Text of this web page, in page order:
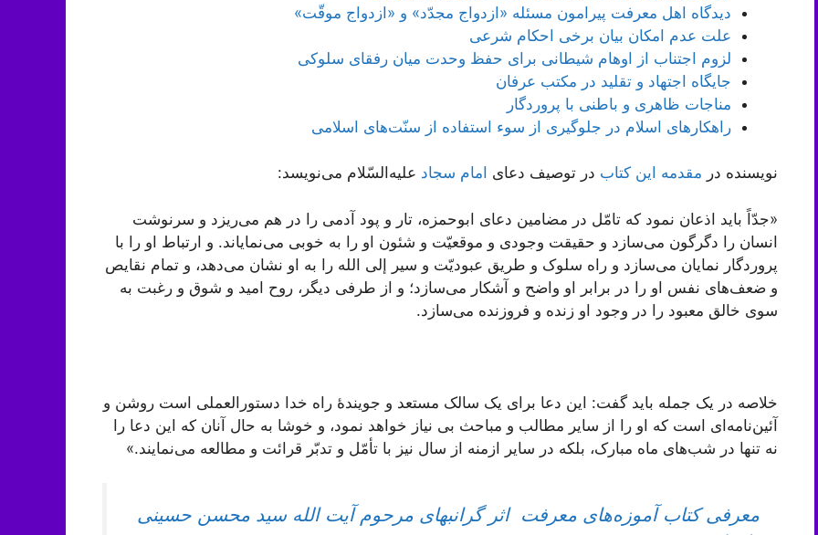
دیدگاه اهل معرفت پیرامون مسئله «ازدواج مجدّد» و «ازدواج موقّت»
علت عدم امکان بیان برخی احکام شرعی
لزوم اجتناب از اوهام شیطانی برای حفظ وحدت میان رفقای سلوکی
جایگاه اجتهاد و تقلید در مکتب عرفان
مناجات ظاهری و باطنی با پروردگار
راهکارهای اسلام در جلوگیری از سوء استفاده از سنّت‌های اسلامی
نویسنده در مقدمه این کتاب در توصیف دعای امام سجاد علیه‌السّلام می‌نویسد:
«جدّاً باید اذعان نمود که تامّل در مضامین دعای ابوحمزه، تار و پود آدمی را در هم می‌ریزد و سرنوشت
انسان را دگرگون می‌سازد و حقیقت وجودی و موقعیّت و شئون او را به خوبی می‌نمایاند. و ارتباط او را با
پروردگار نمایان می‌سازد و راه سلوک و طریق عبودیّت و سیر إلی الله را به او نشان می‌دهد، و تمام نقایص
و ضعف‌های نفس او را در برابر او واضح و آشکار می‌سازد؛ و از طرفی دیگر، روح امید و شوق و رغبت به
سوی خالق معبود را در وجود او زنده و فروزنده می‌سازد.
خلاصه در یک جمله باید گفت: این دعا برای یک سالک مستعد و جویندۀ راه خدا دستورالعملی است روشن و
آئین‌نامه‌ای است که او را از سایر مطالب و مباحث بی نیاز خواهد نمود، و خوشا به حال آنان که این دعا را
نه تنها در شب‌های ماه مبارک، بلکه در سایر ازمنه از سال نیز با تأمّل و تدبّر قرائت و مطالعه می‌نمایند.»
معرفی کتاب آموزه‌های معرفت اثر گرانبهای مرحوم آیت الله سید محسن حسینی